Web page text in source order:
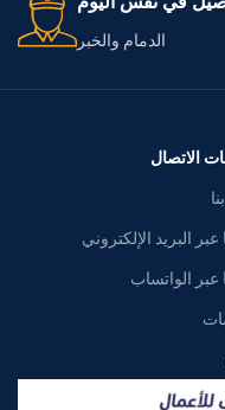
الدمام والخبر
الاتصال
عبر البريد الإلكتروني
عبر الواتساب